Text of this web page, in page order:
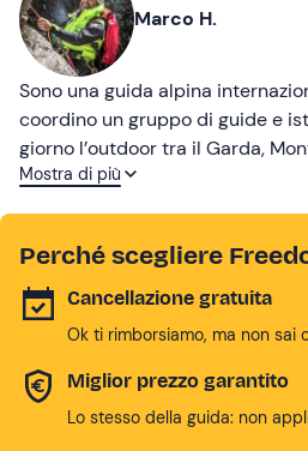
Marco H.
Sono una guida alpina
coordino un gruppo di guide e
giorno l’outdoor tra il Garda,
dell’Adamello e la Val d’Adige.
riscoprire il piacere di stare
esserci, di lasciarsi sorprendere
momento per sentirsi vivi davvero.
Mostra di più
Perché scegliere
Cancellazione gratuita
Ok ti rimborsiamo, ma non sai
Miglior prezzo garantito
Lo stesso della guida: non